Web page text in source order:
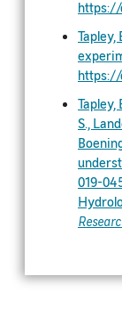
https://
https://
Tapley,
S.,
019-